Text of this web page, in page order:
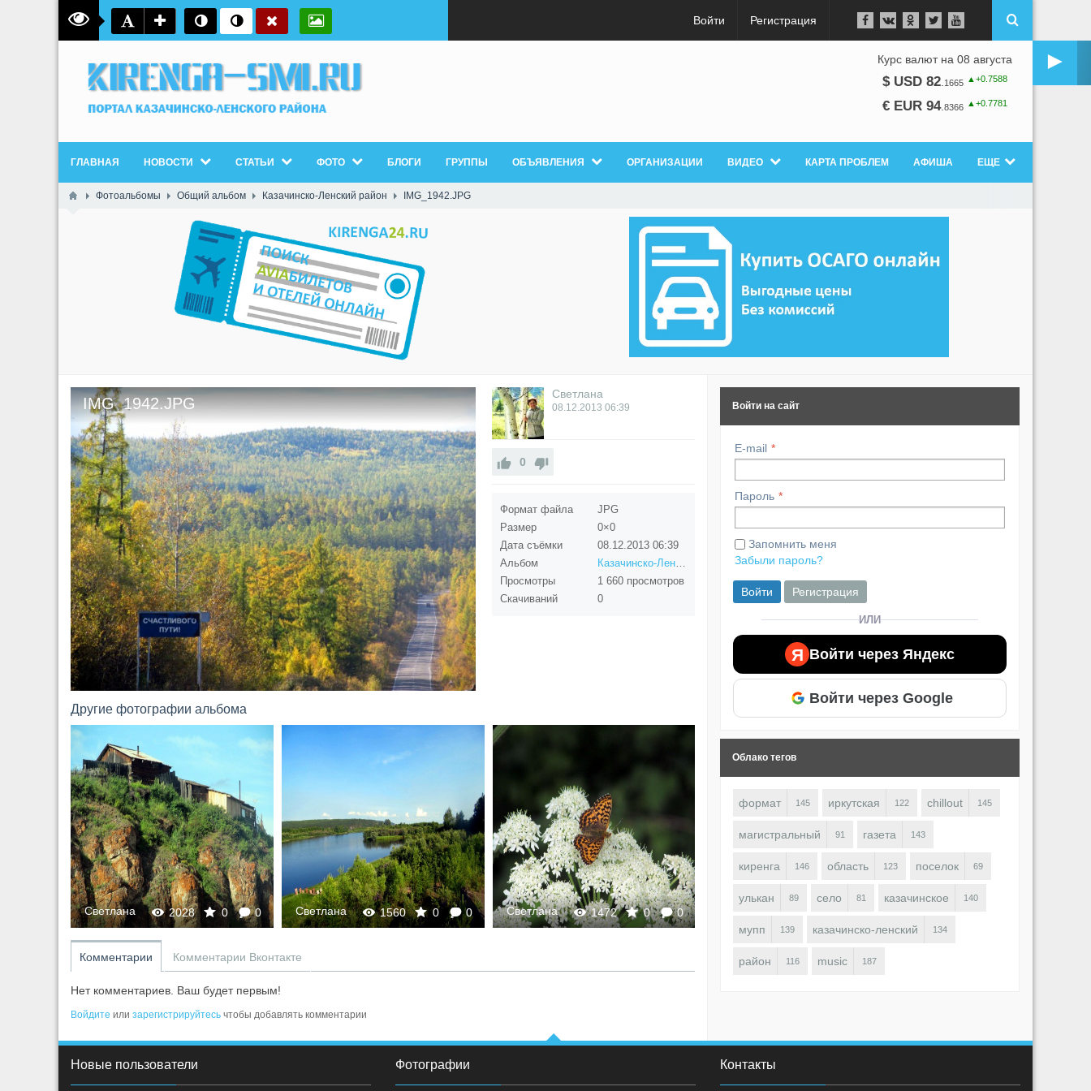
Войти Регистрация
►
Курс валют на 08 августа
$ USD 82 1665 ▲+0.7588
€ EUR 94. 8366 ▲+0.7781
ГЛАВНАЯ НОВОСТИ СТАТЬИ ФОТО БЛОГИ ГРУППЫ ОБЪЯВЛЕНИЯ ОРГАНИЗАЦИИ ВИДЕО КАРТА ПРОБЛЕМ АФИША ЕЩЕ
Фотоальбомы Общий альбом Казачинско-Ленский район IMG_1942.JPG
IMG_1942.JPG
Светлана
08.12.2013 06:39
0
Формат файла
JPG
Размер
0×0
Дата съёмки
08.12.2013 06:39
Альбом
Казачинско-Ленский район
Просмотры
1 660 просмотров
Скачиваний
0
Другие фотографии альбома
2028 0 0
Светлана 1560 0 0
Светлана 1472 0 0
Светлана Светлана
Комментарии Комментарии Вконтакте
Нет комментариев. Ваш будет первым!
Войдите или зарегистрируйтесь чтобы добавлять комментарии
Войти на сайт
E-mail
Пароль
Запомнить меня
Забыли пароль?
Войти Регистрация
ИЛИ
Я Войти через Яндекс
Войти через Google
Облако тегов
формат 145 иркутская 122 chillout 145
магистральный 91 газета 143
киренга 146 область 123 поселок 69
улькан 89 село 81 казачинское 140
мупп 139 казачинско-ленский 134
район 116 music 187
Новые пользователи Фотографии Контакты